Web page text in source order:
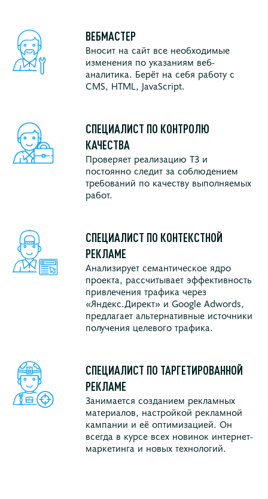
ВЕБМАСТЕР
Вносит на сайт все необходимые
изменения по указаниям веб-
аналитика. Берёт на себя работу с
CMS, HTML, JavaScript.
СПЕЦИАЛИСТ ПО КОНТРОЛЮ
КАЧЕСТВА
Проверяет реализацию ТЗ и
постоянно следит за соблюдением
требований по качеству выполняемых
работ.
СПЕЦИАЛИСТ ПО КОНТЕКСТНОЙ
РЕКЛАМЕ
Анализирует семантическое ядро
проекта, рассчитывает эффективность
привлечения трафика через
«Яндекс.Директ» и Google Adwords,
предлагает альтернативные источники
получения целевого трафика.
СПЕЦИАЛИСТ ПО ТАРГЕТИРОВАННОЙ
РЕКЛАМЕ
Занимается созданием рекламных
материалов, настройкой рекламной
кампании и её оптимизацией. Он
всегда в курсе всех новинок интернет-
маркетинга и новых технологий.